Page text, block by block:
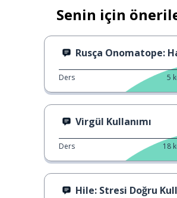
Senin için
Rusça Onomatope:
Ders 5
Virgül Kullanımı
Ders 18
Hile: Stresi Doğru